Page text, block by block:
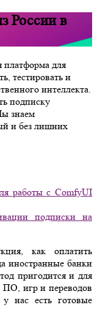
России в
платформа для
тестировать и
интеллекта.
подписку
знаем
и без лишних
работы с ComfyUI
подписки на
как оплатить
иностранные банки
пригодится и для
ПО, игр и переводов
нас есть готовые